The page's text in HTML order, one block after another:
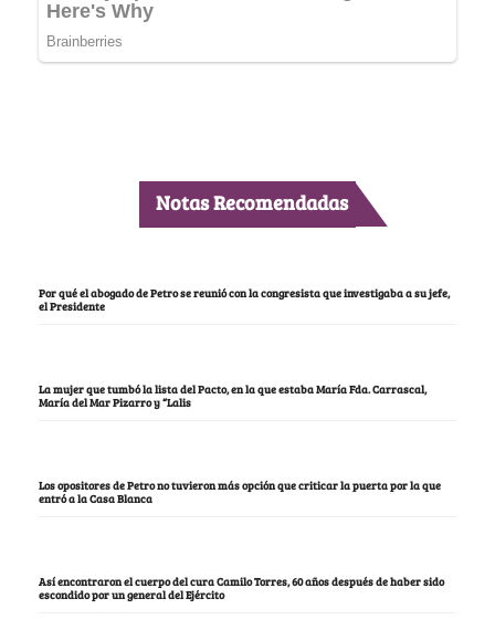
Notas Recomendadas
Por qué el abogado de Petro se reunió con la congresista que investigaba a su jefe,
el Presidente
La mujer que tumbó la lista del Pacto, en la que estaba María Fda. Carrascal,
María del Mar Pizarro y “Lalis
Los opositores de Petro no tuvieron más opción que criticar la puerta por la que
entró a la Casa Blanca
Así encontraron el cuerpo del cura Camilo Torres, 60 años después de haber sido
escondido por un general del Ejército